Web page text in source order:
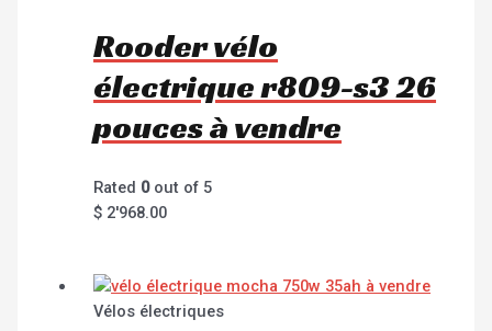
Rooder vélo
électrique r809-s3 26
pouces à vendre
Rated 0out of 5
$ 2'968.00
Vélos électriques